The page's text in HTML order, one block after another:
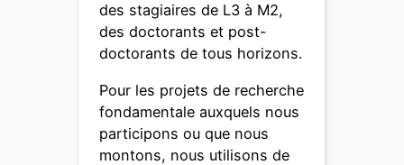
des stagiaires de L3 à M2,
des doctorants et post-
doctorants de tous horizons.
Pour les projets de recherche
fondamentale auxquels nous
participons ou que nous
montons, nous utilisons de